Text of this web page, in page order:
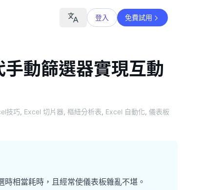
登入 免費試用
動篩選器實現互動
技巧, Excel 切片器, 樞紐分析表, Excel 自動化, 儀表板
相當耗時，且經常使儀表板雜亂不堪。